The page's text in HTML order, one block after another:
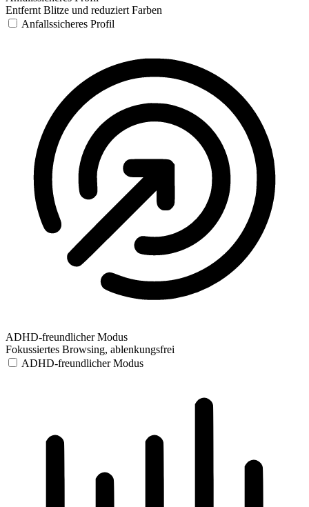
Entfernt Blitze und reduziert Farben
Anfallssicheres Profil
ADHD-freundlicher Modus
Fokussiertes Browsing, ablenkungsfrei
ADHD-freundlicher Modus